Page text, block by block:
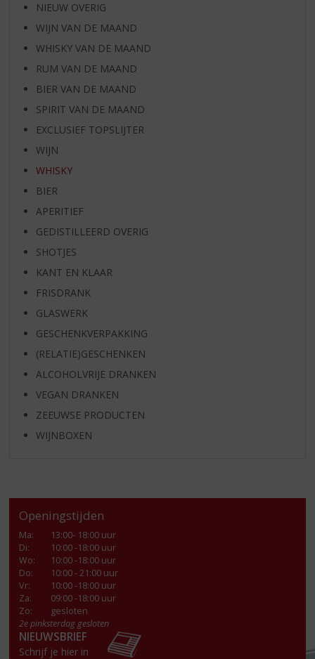
NIEUW OVERIG
WIJN VAN DE MAAND
WHISKY VAN DE MAAND
RUM VAN DE MAAND
BIER VAN DE MAAND
SPIRIT VAN DE MAAND
EXCLUSIEF TOPSLIJTER
WIJN
WHISKY
BIER
APERITIEF
GEDISTILLEERD OVERIG
SHOTJES
KANT EN KLAAR
FRISDRANK
GLASWERK
GESCHENKVERPAKKING
(RELATIE)GESCHENKEN
ALCOHOLVRIJE DRANKEN
VEGAN DRANKEN
ZEEUWSE PRODUCTEN
WIJNBOXEN
Openingstijden
Ma:
13:00- 18:00 uur
Di:
10:00 -18:00 uur
Wo:
10:00 -18:00 uur
Do:
10:00 - 21:00 uur
Vr:
10:00 -18:00 uur
Za:
09:00 -18:00 uur
Zo:
gesloten
2e pinksterdag gesloten
NIEUWSBRIEF
Schrijf je hier in